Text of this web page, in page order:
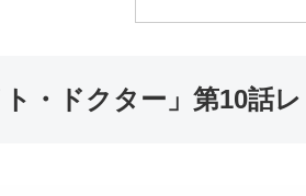
ト・ドクター」第10話